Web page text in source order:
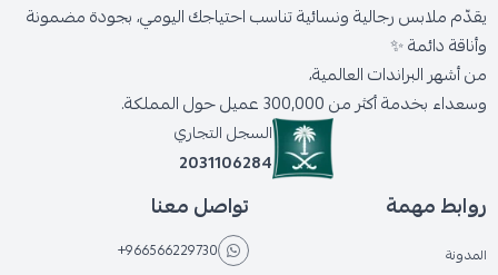
يقدّم ملابس رجالية ونسائية تناسب احتياجك اليومي، بجودة مضمونة
وأناقة دائمة ✨
من أشهر البراندات العالمية،
وسعداء بخدمة أكثر من 300,000 عميل حول المملكة.
السجل التجاري
2031106284
روابط مهمة
المدونة
تواصل معنا
+966566229730